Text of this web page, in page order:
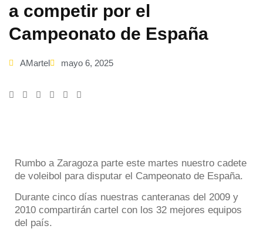
a competir por el
Campeonato de España
AMartel mayo 6, 2025
Rumbo a Zaragoza parte este martes nuestro cadete
de voleibol para disputar el Campeonato de España.
Durante cinco días nuestras canteranas del 2009 y
2010 compartirán cartel con los 32 mejores equipos
del país.